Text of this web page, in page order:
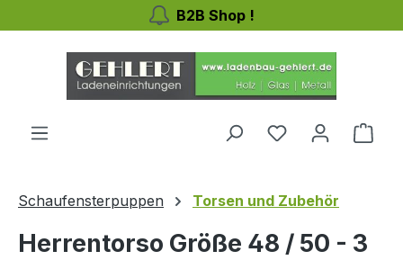
Zum Hauptinhalt springenB2B Shop !
Schaufensterpuppen Torsen und Zubehör
Herrentorso Größe 48 / 50 - 3